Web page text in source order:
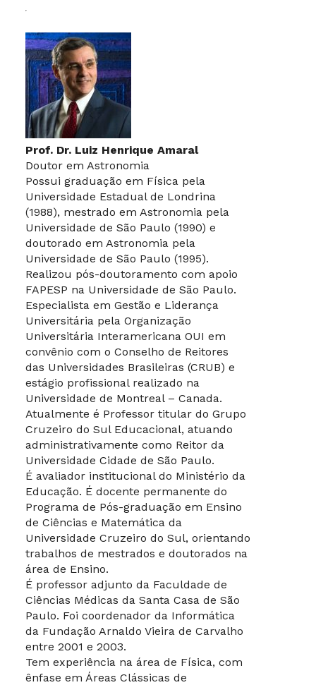
Prof. Dr. Luiz Henrique Amaral
Doutor em Astronomia
Possui graduação em Física pela
Universidade Estadual de Londrina
(1988), mestrado em Astronomia pela
Universidade de São Paulo (1990) e
doutorado em Astronomia pela
Universidade de São Paulo (1995).
Realizou pós-doutoramento com apoio
FAPESP na Universidade de São Paulo.
Especialista em Gestão e Liderança
Universitária pela Organização
Universitária Interamericana OUI em
convênio com o Conselho de Reitores
das Universidades Brasileiras (CRUB) e
estágio profissional realizado na
Universidade de Montreal – Canada.
Atualmente é Professor titular do Grupo
Cruzeiro do Sul Educacional, atuando
administrativamente como Reitor da
Universidade Cidade de São Paulo.
É avaliador institucional do Ministério da
Educação. É docente permanente do
Programa de Pós-graduação em Ensino
de Ciências e Matemática da
Universidade Cruzeiro do Sul, orientando
trabalhos de mestrados e doutorados na
área de Ensino.
É professor adjunto da Faculdade de
Ciências Médicas da Santa Casa de São
Paulo. Foi coordenador da Informática
da Fundação Arnaldo Vieira de Carvalho
entre 2001 e 2003.
Tem experiência na área de Física, com
ênfase em Áreas Clássicas de